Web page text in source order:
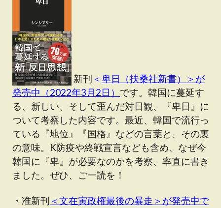
新刊 ＜卑日（扶桑社新書）＞が
発売中（2022年3月2日） です。韓国に蔓延す
る、新しい、そして歪んだ対日観、『卑日』に
ついて考察した内容です。最近、韓国で流行っ
ている『地位』『国格』などの言葉と、その裏
の意味。K防疫や終戦宣言なども含め、なぜ今
韓国に『卑』が必要なのかを考察、率直に書き
ました。ぜひ、ご一読を！
・ 准新刊 ＜文在寅政権最後の暴走＞が発売中で